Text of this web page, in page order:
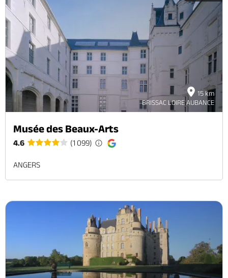
Brochures & Cartes Offices de tourisme Comment venir ? Ecrivez-nous
15 km
BRISSAC LOIRE AUBANCE
Musée des Beaux-Arts
4.6 (1 099)
ANGERS